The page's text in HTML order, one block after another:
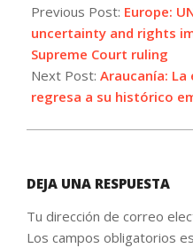
05-
22
Previous Post: Europe:
uncertainty and rights
Supreme Court ruling
Next Post: Araucanía:
regresa a su histórico
DEJA UNA RESPUESTA
Tu dirección de correo
Los campos obligatorios